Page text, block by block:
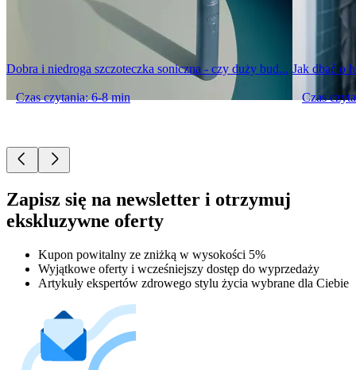
Dobra i niedroga szczoteczka soniczna - czy duży bud...
Czas czytania: 6-8 min
Jak dbać o
Czas
Zapisz się na newsletter i otrzymuj
ekskluzywne oferty
Kupon powitalny ze zniżką w wysokości 5%
Wyjątkowe oferty i wcześniejszy dostęp do wyprzedaży
Artykuły ekspertów zdrowego stylu życia wybrane dla Ciebie